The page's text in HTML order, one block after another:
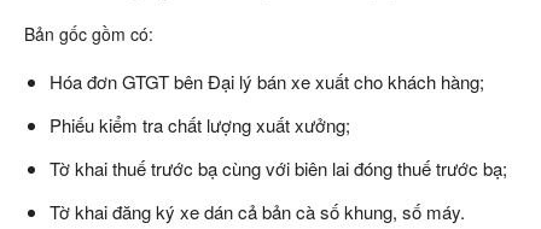
Bản gốc gồm có:
Hóa đơn GTGT bên Đại lý bán xe xuất cho khách hàng;
Phiếu kiểm tra chất lượng xuất xưởng;
Tờ khai thuế trước bạ cùng với biên lai đóng thuế trước bạ;
Tờ khai đăng ký xe dán cả bản cà số khung, số máy.